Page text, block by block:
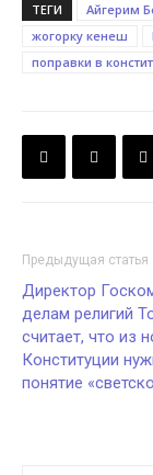
ТЕГИ Айгерим
жогорку кенеш
поправки в
Предыдущая статья
Директор
делам религий
считает, что из
Конституции
понятие